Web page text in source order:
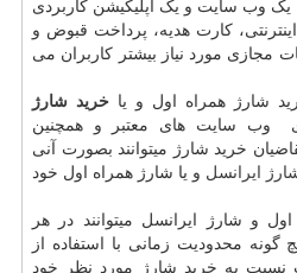
یک وب سایت و یک اپلیکیشن کاربردی
کارت هدیه، پرداخت قبوض و
مجازی مورد نیاز بیشتر کاربران می
شارژ همراه اول و یا خرید شارژ
وب سایت های معتبر و همچنین
خرید شارژ میتوانند بصورت آنی
ایرانسل و یا شارژ همراه اول خود
و شارژ ایرانسل میتوانند در هر
محدودیت زمانی با استفاده از
به خرید شارژ مورد نظر خود